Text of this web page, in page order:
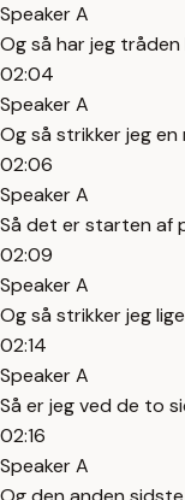
Speaker A
Og så har jeg
02:04
Speaker A
Og så strikker jeg en
02:06
Speaker A
Så det er starten af
02:09
Speaker A
Og så strikker jeg
02:14
Speaker A
Så er jeg ved de to
02:16
Speaker A